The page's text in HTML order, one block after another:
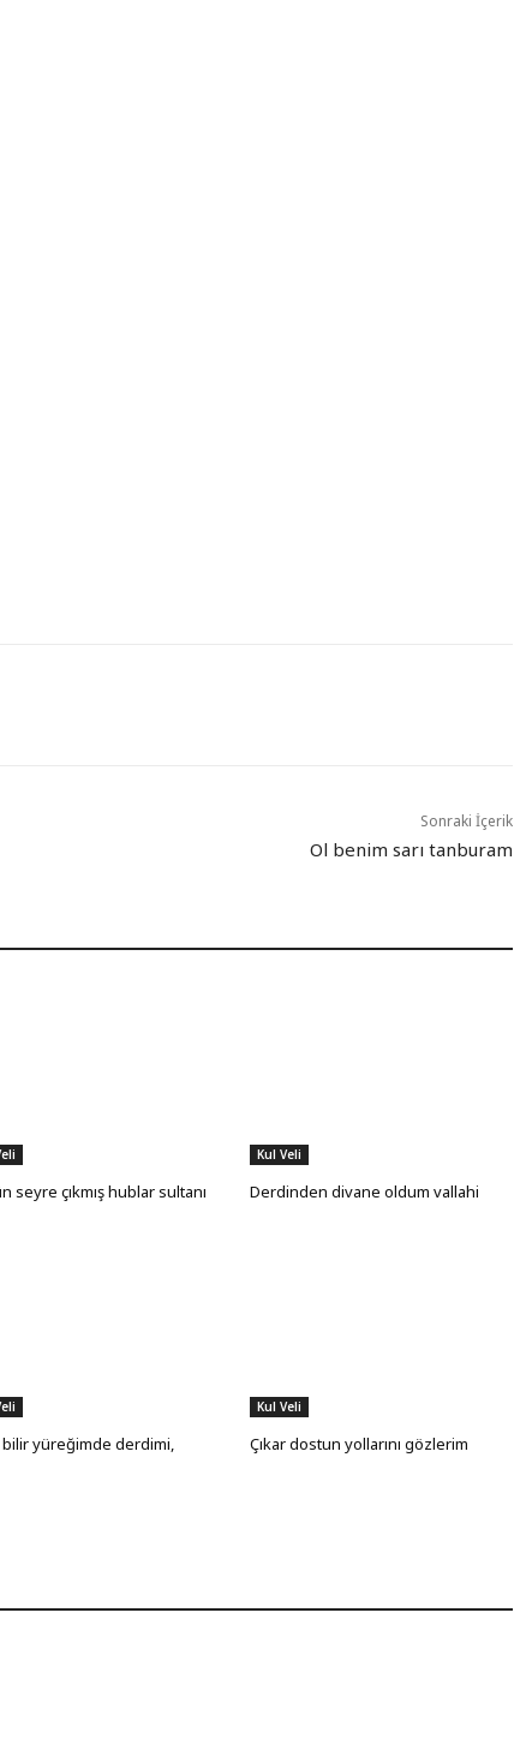
Sonraki İçerik
Ol benim sarı tanburam
seyre çıkmış hublar sultanı
Kul Veli
Derdinden divane oldum vallahi
bilir yüreğimde derdimi,
Kul Veli
Çıkar dostun yollarını gözlerim